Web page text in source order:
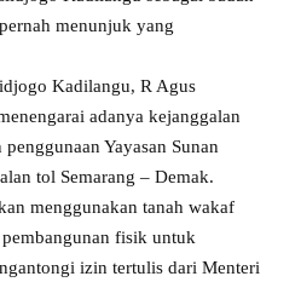
menunjuk yang
Kadilangu, R Agus
adanya kejanggalan
Yayasan Sunan
tol Semarang – Demak.
menggunakan tanah wakaf
fisik untuk
izin tertulis dari Menteri